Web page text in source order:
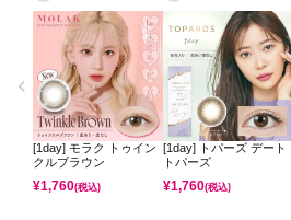
[1day] モラク トゥイン
クルブラウン
¥1,760(税込)
[1day] トパーズ デート
トパーズ
¥1,760(税込)